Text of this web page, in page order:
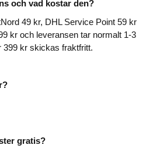
och vad kostar den?
49 kr, DHL Service Point 59 kr
kr och leveransen tar normalt 1-3
399 kr skickas fraktfritt.
gratis?